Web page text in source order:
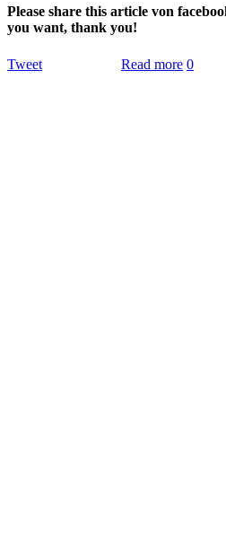
Please share this article von
you want, thank you!
Tweet Read more 0